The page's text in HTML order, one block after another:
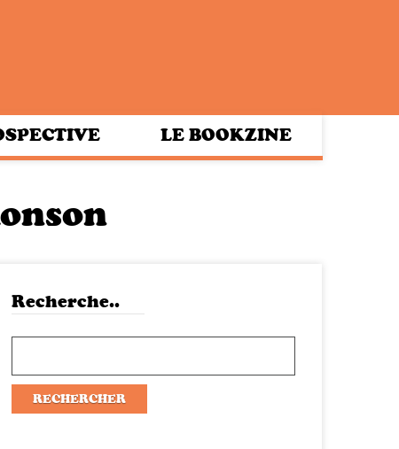
LE BOOKZINE
Recherche..